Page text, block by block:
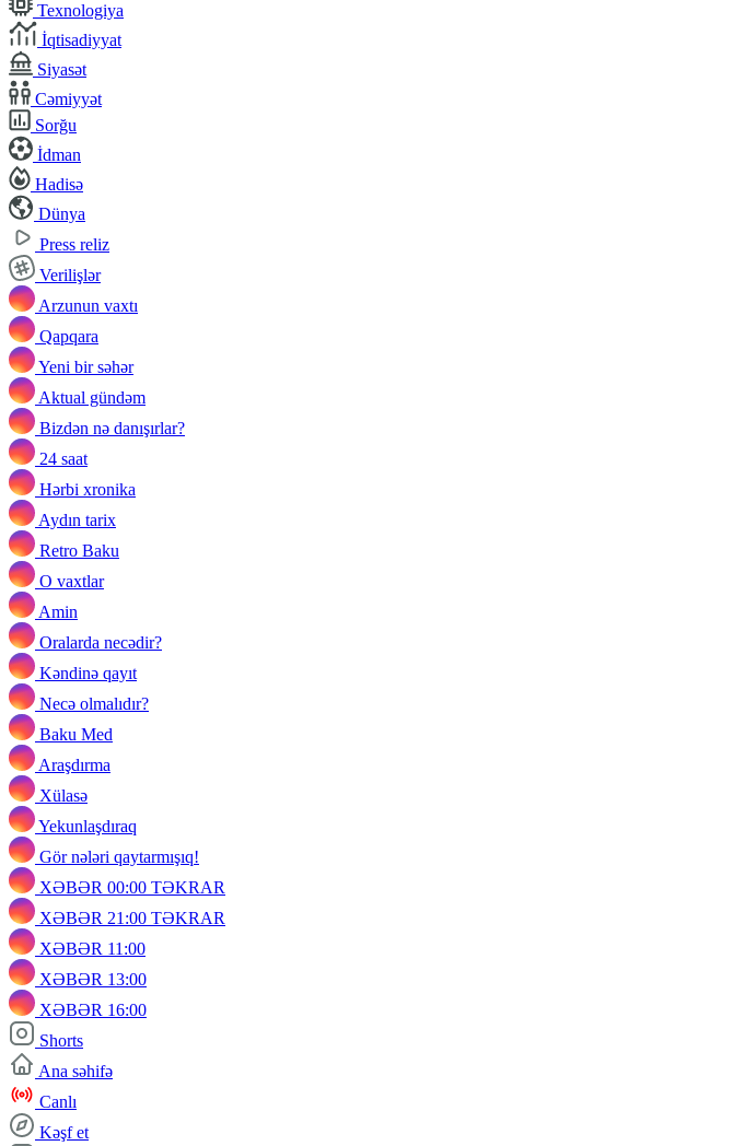
Texnologiya
İqtisadiyyat
Siyasət
Cəmiyyət
Sorğu
İdman
Hadisə
Dünya
Press reliz
Verilişlər
Arzunun vaxtı
Qapqara
Yeni bir səhər
Aktual gündəm
Bizdən nə danışırlar?
24 saat
Hərbi xronika
Aydın tarix
Retro Baku
O vaxtlar
Amin
Oralarda necədir?
Kəndinə qayıt
Necə olmalıdır?
Baku Med
Araşdırma
Xülasə
Yekunlaşdıraq
Gör nələri qaytarmışıq!
XƏBƏR 00:00 TƏKRAR
XƏBƏR 21:00 TƏKRAR
XƏBƏR 11:00
XƏBƏR 13:00
XƏBƏR 16:00
Shorts
Ana səhifə
Canlı
Kəşf et